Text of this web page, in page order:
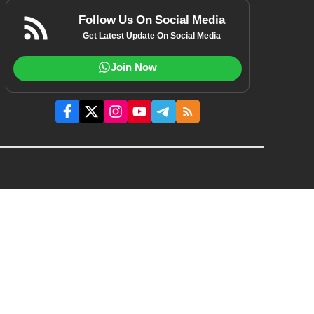
Follow Us On Social Media
Get Latest Update On Social Media
Join Now